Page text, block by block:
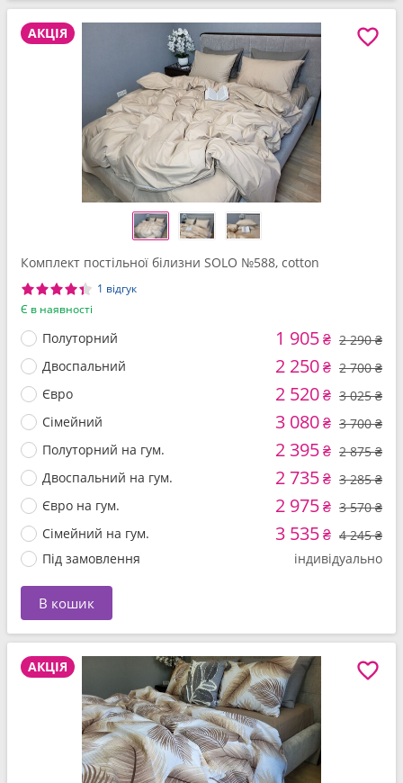
АКЦІЯ
Комплект постільної білизни SOLO №588, cotton
1 відгук
Є в наявності
Полуторний 1 905₴ 2 290 ₴
Двоспальний
2 250₴ 2 700 ₴
Євро
2 520₴ 3 025 ₴
Сімейний
3 080₴ 3 700 ₴
Полуторний на гум.
2 395₴ 2 875 ₴
Двоспальний на гум.
2 735₴ 3 285 ₴
Євро на гум.
2 975₴ 3 570 ₴
Сімейний на гум.
3 535₴ 4 245 ₴
Під замовлення
індивідуально
В кошик
АКЦІЯ